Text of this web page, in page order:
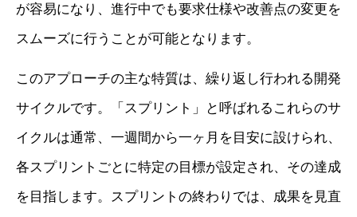
が容易になり、進行中でも要求仕様や改善点の変更を
スムーズに行うことが可能となります。
このアプローチの主な特質は、繰り返し行われる開発
サイクルです。「スプリント」と呼ばれるこれらのサ
イクルは通常、一週間から一ヶ月を目安に設けられ、
各スプリントごとに特定の目標が設定され、その達成
を目指します。スプリントの終わりでは、成果を見直